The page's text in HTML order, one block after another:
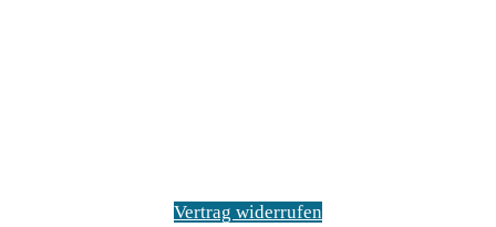
Vertrag widerrufen